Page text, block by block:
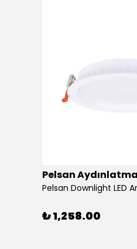
Pelsan Aydınlatma
₺ 1,258.00